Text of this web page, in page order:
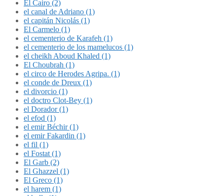
El Cairo (2)
el canal de Adriano (1)
el capitán Nicolás (1)
El Carmelo (1)
el cementerio de Karafeh (1)
el cementerio de los mamelucos (1)
el cheikh Aboud Khaled (1)
El Choubrah (1)
el circo de Herodes Agripa. (1)
el conde de Dreux (1)
el divorcio (1)
el doctro Clot-Bey (1)
el Dorador (1)
el efod (1)
el emir Béchir (1)
el emir Fakardin (1)
el fil (1)
el Fostat (1)
El Garb (2)
El Ghazzel (1)
El Greco (1)
el harem (1)